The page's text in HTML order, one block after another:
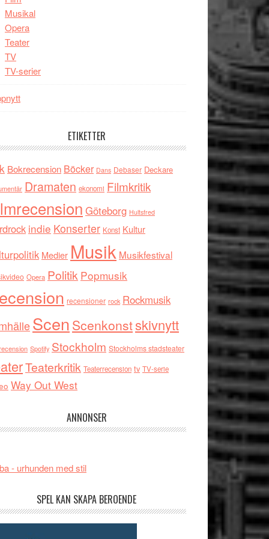
Musikal
Opera
Teater
TV
TV-serier
ETIKETTER
Bokrecension Böcker Dans Debaser Deckare
Dramaten ekonomi Filmkritik
Göteborg Hultsfred
indie Konserter Konst Kultur
Medier Musik Musikfestival
Opera Politik Popmusik
recensioner rock Rockmusik
Scen Scenkonstskivnytt
Spotify Stockholm Stockholms stadsteater
Teaterkritik Teaterrecension tv TV-serie
Way Out West
ANNONSER
- urhunden med stil
SPEL KAN SKAPA BEROENDE